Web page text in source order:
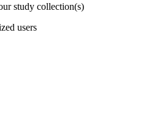
study collection(s)
users